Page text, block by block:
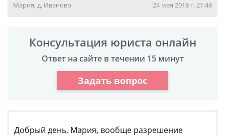
Мария, д. Иваново 24 мая 2018 г. 21:48
Консультация юриста онлайн
Ответ на сайте в течении 15 минут
Задать вопрос
Добрый день, Мария, вообще разрешение